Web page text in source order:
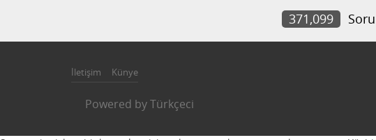
371,099 Soru
İletişim Künye
Powered byTürkçeci